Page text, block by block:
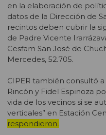
en la elaboración de
datos de la Dirección de
recintos deben cubrir la
de Padre Vicente
Cesfam San José de
Mercedes, 52.705.
CIPER también consultó
Rincón y Fidel Espinoza
vida de los vecinos si se
verticales” en Estación
respondieron.